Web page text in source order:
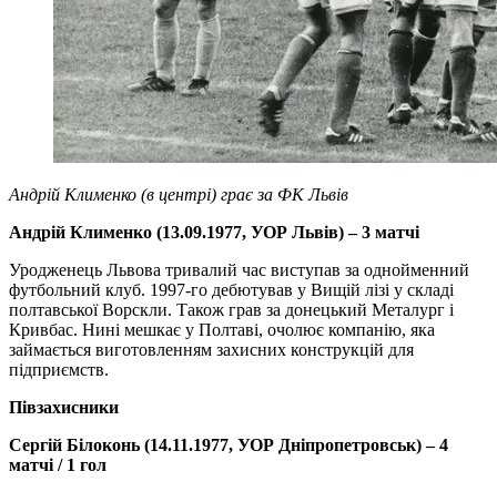
Андрій Клименко (в центрі) грає за ФК Львів
Андрій Клименко (13.09.1977, УОР Львів) – 3 матчі
Уродженець Львова тривалий час виступав за однойменний
футбольний клуб. 1997-го дебютував у Вищій лізі у складі
полтавської Ворскли. Також грав за донецький Металург і
Кривбас. Нині мешкає у Полтаві, очолює компанію, яка
займається виготовленням захисних конструкцій для
підприємств.
Півзахисники
Сергій Білоконь (14.11.1977, УОР Дніпропетровськ) – 4
матчі / 1 гол